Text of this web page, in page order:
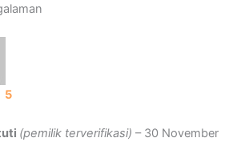
5
(pemilik terverifikasi) – 30 November